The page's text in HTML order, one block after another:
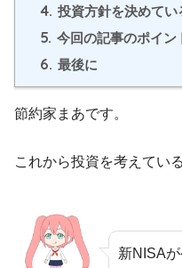
4. 投資方針を決めてい
5. 今回の記事のポイン
6. 最後に
節約家まあです。
これから投資を考えてい
新NISA